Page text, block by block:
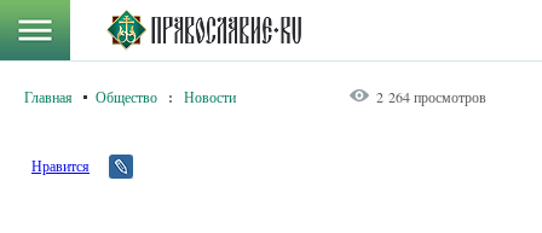
Главная Общество : Новости 2 264 просмотров
Нравится